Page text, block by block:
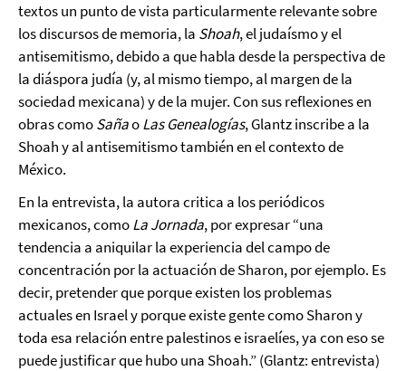
textos un punto de vista particularmente relevante sobre
los discursos de memoria, la Shoah, el judaísmo y el
antisemitismo, debido a que habla desde la perspectiva de
la diáspora judía (y, al mismo tiempo, al margen de la
sociedad mexicana) y de la mujer. Con sus reflexiones en
obras comoSañaoLas Genealogías, Glantzinscribe a la
Shoah y al antisemitismo también en el contexto de
México.
En la entrevista, la autora critica a los periódicos
mexicanos, comoLa Jornada, por expresar “una
tendencia a aniquilar la experiencia del campo de
concentración por la actuación de Sharon, por ejemplo. Es
decir, pretender que porque existen los problemas
actuales en Israel y porque existe gente como Sharon y
toda esa relación entre palestinos e israelíes, ya con eso se
puede justificar que hubo una Shoah.” (Glantz: entrevista)